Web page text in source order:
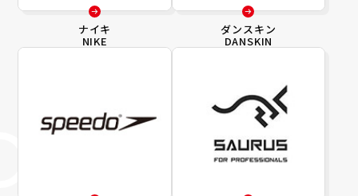
ナイキ
NIKE
ダンスキン
DANSKIN